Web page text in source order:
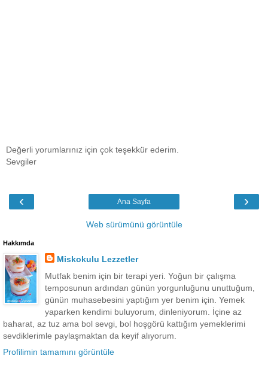
Değerli yorumlarınız için çok teşekkür ederim.
Sevgiler
‹ ›
Ana Sayfa
Web sürümünü görüntüle
Hakkımda
Miskokulu Lezzetler
Mutfak benim için bir terapi yeri. Yoğun bir çalışma
temposunun ardından günün yorgunluğunu unuttuğum,
günün muhasebesini yaptığım yer benim için. Yemek
yaparken kendimi buluyorum, dinleniyorum. İçine az
baharat, az tuz ama bol sevgi, bol hoşgörü kattığım yemeklerimi
sevdiklerimle paylaşmaktan da keyif alıyorum.
Profilimin tamamını görüntüle